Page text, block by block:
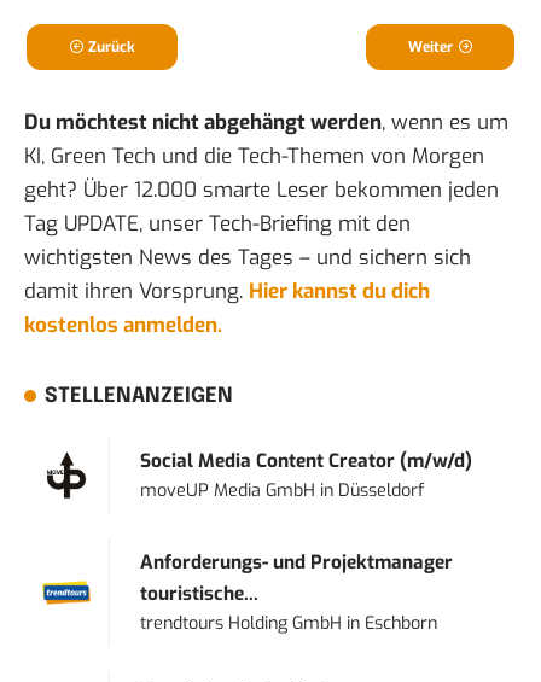
Zurück Weiter
Du möchtest nicht abgehängt werden, wenn es um
KI, Green Tech und die Tech-Themen von Morgen
geht? Über 12.000 smarte Leser bekommen jeden
Tag UPDATE, unser Tech-Briefing mit den
wichtigsten News des Tages – und sichern sich
damit ihren Vorsprung. Hier kannst du dich
kostenlos anmelden.
STELLENANZEIGEN
Social Media Content Creator (m/w/d)
moveUP Media GmbH in Düsseldorf
Anforderungs- und Projektmanager
touristische...
trendtours Holding GmbH in Eschborn